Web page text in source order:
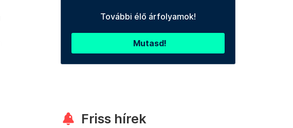
További élő árfolyamok!
Mutasd!
Friss hírek